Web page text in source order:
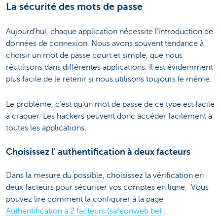
La sécurité des mots de passe
Aujourd’hui, chaque application nécessite l’introduction de
données de connexion. Nous avons souvent tendance à
choisir un mot de passe court et simple, que nous
réutilisons dans différentes applications. Il est évidemment
plus facile de le retenir si nous utilisons toujours le même.
Le problème, c’est qu’un mot de passe de ce type est facile
à craquer. Les hackers peuvent donc accéder facilement à
toutes les applications.
Choisissez l' authentification à deux facteurs
Dans la mesure du possible, choisissez la vérification en
deux facteurs pour sécuriser vos comptes en ligne. Vous
pouvez lire comment la configurer à la page
Authentification à 2 facteurs (safeonweb.be) .